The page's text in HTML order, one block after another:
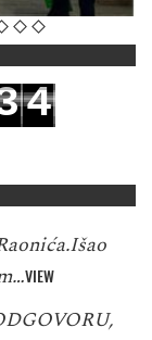
4
VIEW